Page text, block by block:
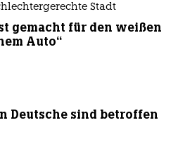
Stadt
gemacht für den weißen
Auto“
Deutsche sind betroffen